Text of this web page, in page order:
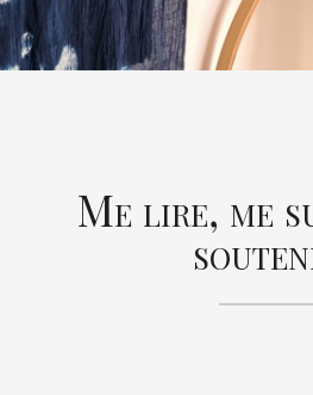
Me lire, me